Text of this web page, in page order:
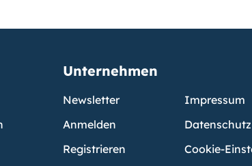
Unternehmen
Newsletter
Anmelden
Registrieren
Impressum
Datenschutz
Cookie-